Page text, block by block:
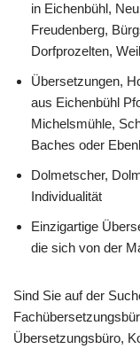
in Eichenbühl,
Freudenberg,
Dorfprozelten,
Übersetzungen,
aus Eichenbühl
Michelsmühle,
Baches oder
Dolmetscher,
Individualität
Einzigartige
die sich von der
Sind Sie auf der
Übersetzungsbüro,